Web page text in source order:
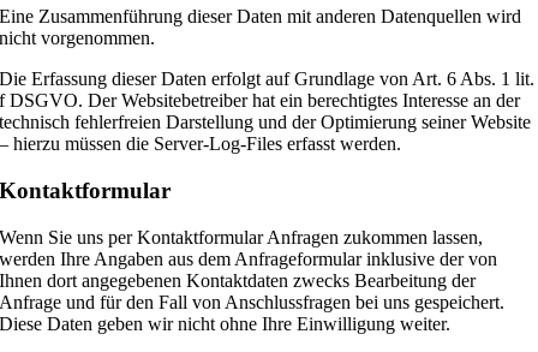
Eine Zusammenführung dieser Daten mit anderen Datenquellen wird
nicht vorgenommen.
Die Erfassung dieser Daten erfolgt auf Grundlage von Art. 6 Abs. 1 lit.
f DSGVO. Der Websitebetreiber hat ein berechtigtes Interesse an der
technisch fehlerfreien Darstellung und der Optimierung seiner Website
– hierzu müssen die Server-Log-Files erfasst werden.
Kontaktformular
Wenn Sie uns per Kontaktformular Anfragen zukommen lassen,
werden Ihre Angaben aus dem Anfrageformular inklusive der von
Ihnen dort angegebenen Kontaktdaten zwecks Bearbeitung der
Anfrage und für den Fall von Anschlussfragen bei uns gespeichert.
Diese Daten geben wir nicht ohne Ihre Einwilligung weiter.